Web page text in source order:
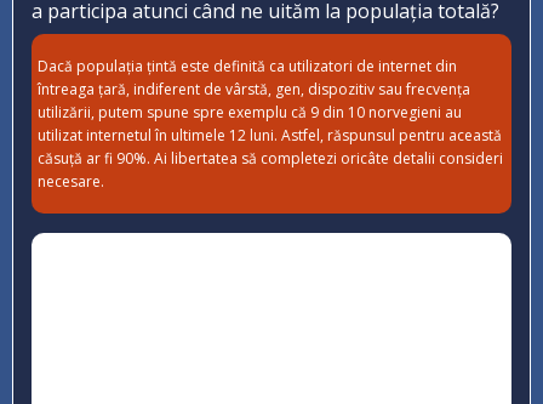
a participa atunci când ne uităm la populația totală?
Dacă populația țintă este definită ca utilizatori de internet din
întreaga țară, indiferent de vârstă, gen, dispozitiv sau frecvența
utilizării, putem spune spre exemplu că 9 din 10 norvegieni au
utilizat internetul în ultimele 12 luni. Astfel, răspunsul pentru această
căsuță ar fi 90%. Ai libertatea să completezi oricâte detalii consideri
necesare.